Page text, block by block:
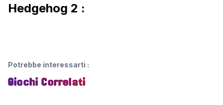
Hedgehog 2 :
Potrebbe interessarti :
Giochi Correlati